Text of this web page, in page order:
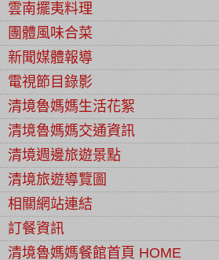
雲南擺夷料理
團體風味合菜
新聞媒體報導
電視節目錄影
清境魯媽媽生活花絮
清境魯媽媽交通資訊
清境週邊旅遊景點
清境旅遊導覽圖
相關網站連結
訂餐資訊
清境魯媽媽餐館首頁 HOME